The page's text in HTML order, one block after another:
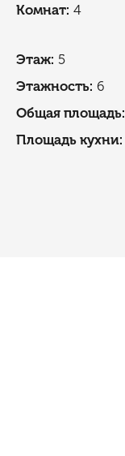
Комнат: 4
Этаж: 5
Этажность: 6
Общая площадь:
Площадь кухни: